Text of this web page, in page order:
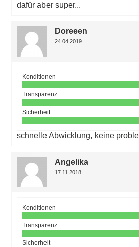
dafür aber super...
Doreeen
24.04.2019
Konditionen
Transparenz
Sicherheit
schnelle Abwicklung, keine
Angelika
17.11.2018
Konditionen
Transparenz
Sicherheit